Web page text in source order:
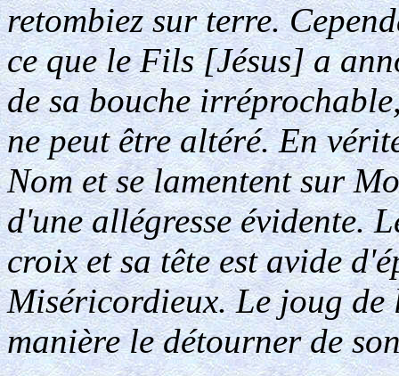
retombiez sur terre.
ce que le Fils [Jésus] a
de sa bouche
ne peut être altéré. En
Nom et se lamentent sur
d'une allégresse évidente.
croix et sa tête est avide
Miséricordieux. Le joug de
manière le détourner de